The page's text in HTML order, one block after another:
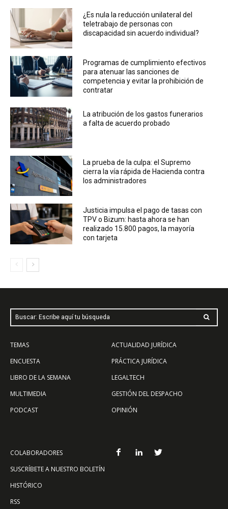
¿Es nula la reducción unilateral del
teletrabajo de personas con
discapacidad sin acuerdo individual?
Programas de cumplimiento efectivos
para atenuar las sanciones de
competencia y evitar la prohibición de
contratar
La atribución de los gastos funerarios
a falta de acuerdo probado
La prueba de la culpa: el Supremo
cierra la vía rápida de Hacienda contra
los administradores
Justicia impulsa el pago de tasas con
TPV o Bizum: hasta ahora se han
realizado 15.800 pagos, la mayoría
con tarjeta
Buscar: Escribe aquí tu búsqueda
TEMAS
ENCUESTA
LIBRO DE LA SEMANA
MULTIMEDIA
PODCAST
ACTUALIDAD JURÍDICA
PRÁCTICA JURÍDICA
LEGALTECH
GESTIÓN DEL DESPACHO
OPINIÓN
COLABORADORES
SUSCRÍBETE A NUESTRO BOLETÍN
HISTÓRICO
RSS